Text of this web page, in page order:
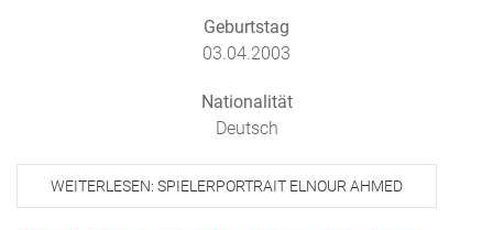
Geburtstag
03.04.2003
Nationalität
Deutsch
WEITERLESEN: SPIELERPORTRAIT ELNOUR AHMED